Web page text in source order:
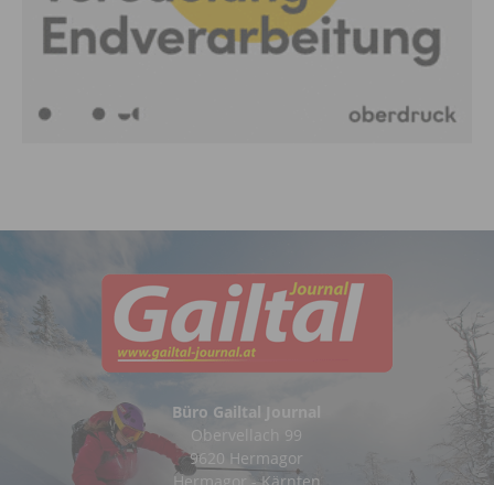
Büro Gailtal Journal
Obervellach 99
9620 Hermagor